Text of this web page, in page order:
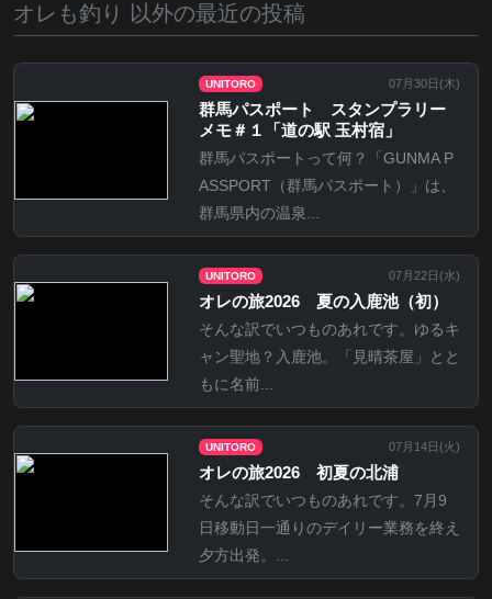
オレも釣り 以外の最近の投稿
UNITORO 07月30日(木)
群馬パスポート スタンプラリー
メモ＃１「道の駅 玉村宿」
群馬パスポートって何？「GUNMA P
ASSPORT（群馬パスポート）」は、
群馬県内の温泉...
UNITORO 07月22日(水)
オレの旅2026 夏の入鹿池（初）
そんな訳でいつものあれです。ゆるキ
ャン聖地？入鹿池。「見晴茶屋」とと
もに名前...
UNITORO 07月14日(火)
オレの旅2026 初夏の北浦
そんな訳でいつものあれです。7月9
日移動日一通りのデイリー業務を終え
夕方出発。...